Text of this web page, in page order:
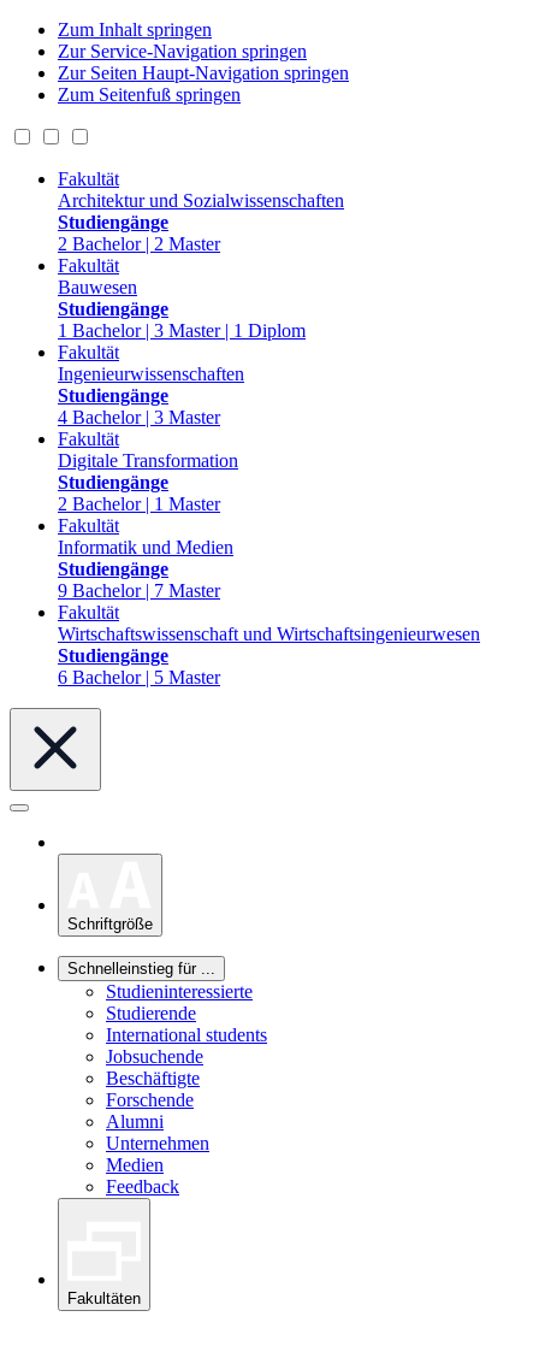
Zum Inhalt springen
Zur Service-Navigation springen
Zur Seiten Haupt-Navigation springen
Zum Seitenfuß springen
Fakultät
Architektur und Sozialwissenschaften
Studiengänge
2 Bachelor | 2 Master
Fakultät
Bauwesen
Studiengänge
1 Bachelor | 3 Master | 1 Diplom
Fakultät
Ingenieurwissenschaften
Studiengänge
4 Bachelor | 3 Master
Fakultät
Digitale Transformation
Studiengänge
2 Bachelor | 1 Master
Fakultät
Informatik und Medien
Studiengänge
9 Bachelor | 7 Master
Fakultät
Wirtschaftswissenschaft und Wirtschaftsingenieurwesen
Studiengänge
6 Bachelor | 5 Master
Schriftgröße
Schnelleinstieg für ...
Studieninteressierte
Studierende
International students
Jobsuchende
Beschäftigte
Forschende
Alumni
Unternehmen
Medien
Feedback
Fakultäten